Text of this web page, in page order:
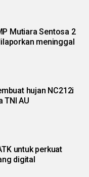
Mutiara Sentosa 2
meninggal
hujan NC212i
TNI AU
untuk perkuat
digital